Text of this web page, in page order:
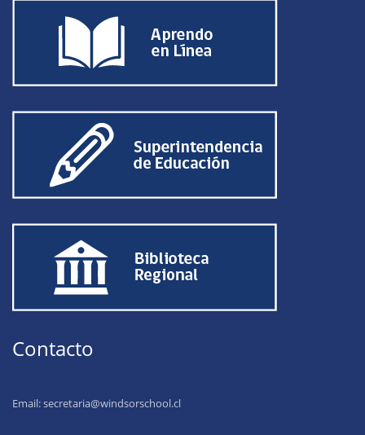
Contacto
Email:secretaria@windsorschool.cl